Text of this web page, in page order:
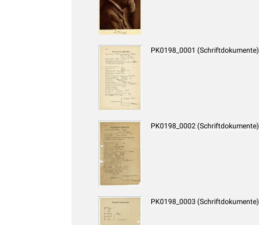
PK0198_0001 (Schriftdokumente)
PK0198_0002 (Schriftdokumente)
PK0198_0003 (Schriftdokumente)